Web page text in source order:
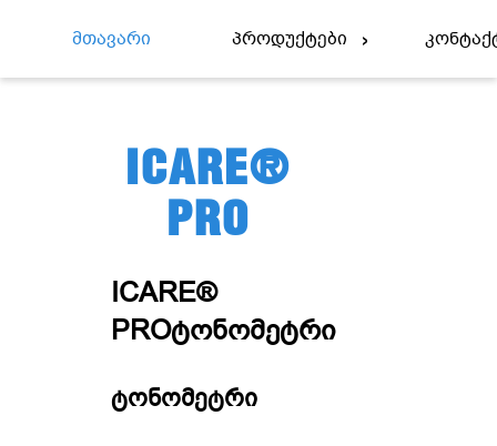
Მთავარი Პროდუქტები
ICARE®
PRO
ICARE®
PROᲢᲝᲜᲝᲛᲔᲢᲠᲘ
ტონომეტრი